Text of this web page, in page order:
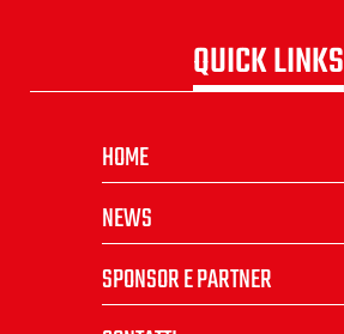
QUICK LINKS
HOME
NEWS
SPONSOR E PARTNER